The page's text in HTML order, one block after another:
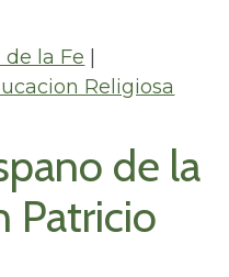
la Fe
Religiosa
de la
Patricio